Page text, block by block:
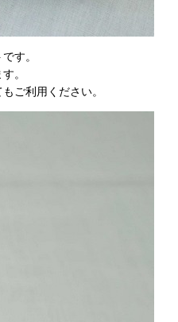
す。
。
ご利用ください。